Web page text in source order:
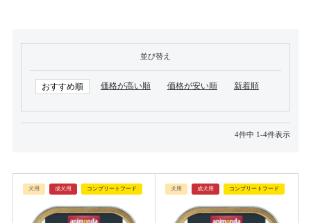
並び替え
おすすめ順 価格が高い順 価格が安い順 新着順
4件中 1-4件表示
犬用 成犬用 コンプリートフード 犬用 成犬用 コンプリートフード